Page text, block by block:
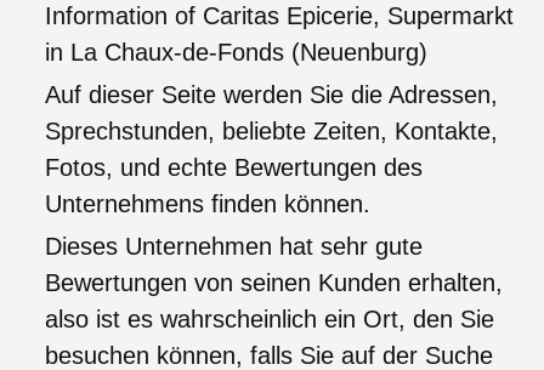
Information of Caritas Epicerie, Supermarkt
in La Chaux-de-Fonds (Neuenburg)
Auf dieser Seite werden Sie die Adressen,
Sprechstunden, beliebte Zeiten, Kontakte,
Fotos, und echte Bewertungen des
Unternehmens finden können.
Dieses Unternehmen hat sehr gute
Bewertungen von seinen Kunden erhalten,
also ist es wahrscheinlich ein Ort, den Sie
besuchen können, falls Sie auf der Suche